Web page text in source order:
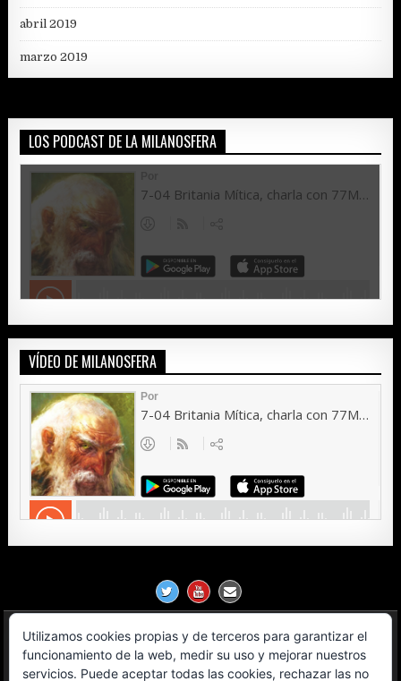
abril 2019
marzo 2019
LOS PODCAST DE LA MILANOSFERA
VÍDEO DE MILANOSFERA
Política de Privacidad
Aviso Legal
Utilizamos cookies propias y de terceros para garantizar el
funcionamiento de la web, medir su uso y mejorar nuestros
servicios. Puede aceptar todas las cookies, rechazar las no